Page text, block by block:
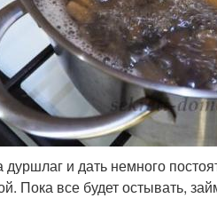
дуршлаг и дать немного
Пока все будет остывать,